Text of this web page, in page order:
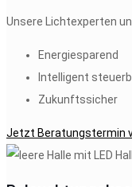
Unsere Lichtexperten
Energiesparend
Intelligent
Zukunftssicher
Jetzt Beratungstermin